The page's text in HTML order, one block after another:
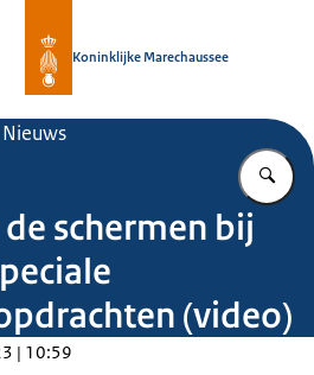
Koninklijke Marechaussee
Nieuws
schermen bij
(video)
| 10:59